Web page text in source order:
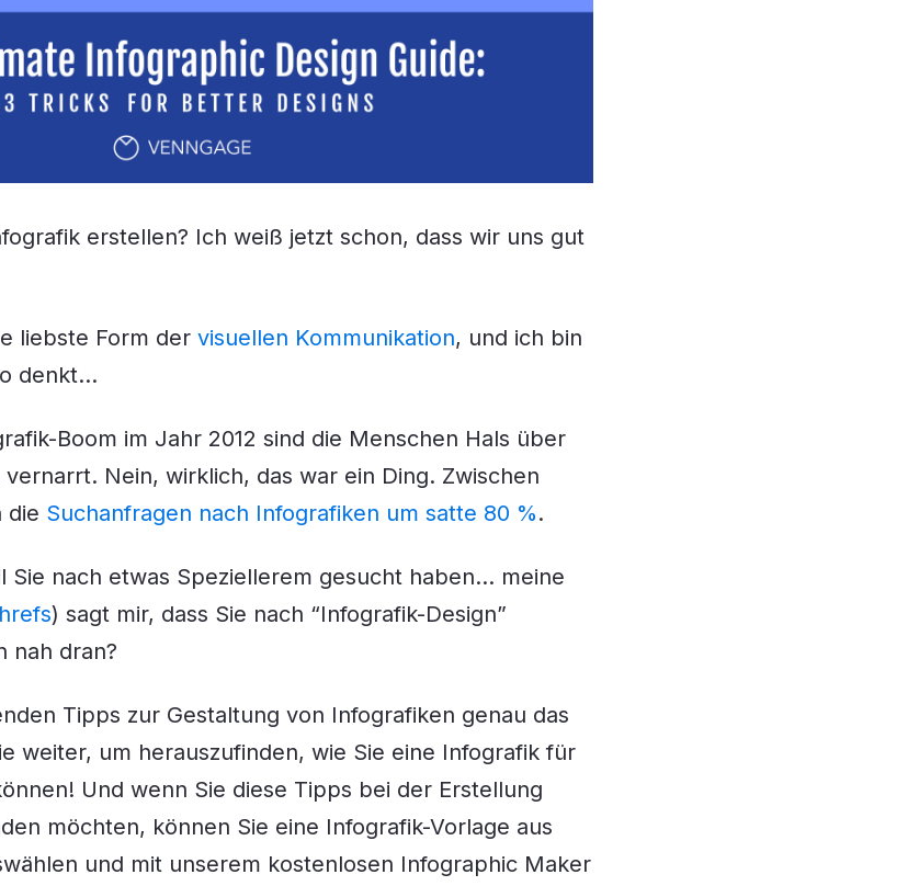
erstellen? Ich weiß jetzt schon, dass wir uns gut
liebste Form der visuellen Kommunikation, und ich bin
denkt…
Boom im Jahr 2012 sind die Menschen Hals über
Nein, wirklich, das war ein Ding. Zwischen
die Suchanfragen nach Infografiken um satte 80 %.
Sie nach etwas Speziellerem gesucht haben… meine
) sagt mir, dass Sie nach “Infografik-Design”
nah dran?
Tipps zur Gestaltung von Infografiken genau das
weiter, um herauszufinden, wie Sie eine Infografik für
Und wenn Sie diese Tipps bei der Erstellung
möchten, können Sie eine Infografik-Vorlage aus
und mit unserem kostenlosen Infographic Maker